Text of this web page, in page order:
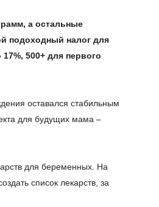
а остальные
подоходный налог для
500+ для первого
оставался стабильным
для будущих мама –
для беременных. На
список лекарств, за